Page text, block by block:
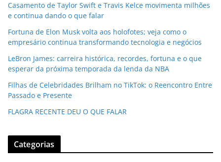
Casamento de Taylor Swift e Travis Kelce movimenta milhões
e continua dando o que falar
Fortuna de Elon Musk volta aos holofotes; veja como o
empresário continua transformando tecnologia e negócios
LeBron James: carreira histórica, recordes, fortuna e o que
esperar da próxima temporada da lenda da NBA
Filhas de Celebridades Brilham no TikTok: o Reencontro Entre
Passado e Presente
FLAGRA RECENTE DEU O QUE FALAR
Categorias